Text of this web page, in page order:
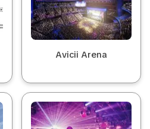
Avicii Arena